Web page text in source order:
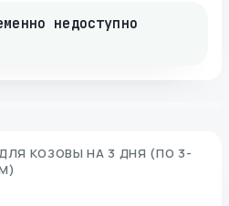
недоступно
КОЗОВЫ НА 3 ДНЯ (ПО 3-